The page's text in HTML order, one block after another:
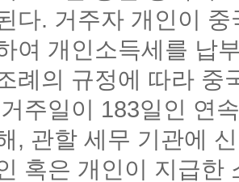
다. 거주자 개인이
여 개인소득세를 납
례의 규정에 따라 중
주일이 183일인 연
, 관할 세무 기관에
혹은 개인이 지급한